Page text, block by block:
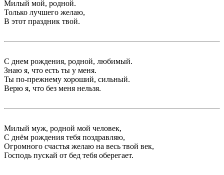
Милый мой, родной.
Только лучшего желаю,
В этот праздник твой.
С днем рождения, родной, любимый.
Знаю я, что есть ты у меня.
Ты по-прежнему хороший, сильный.
Верю я, что без меня нельзя.
Милый муж, родной мой человек,
С днём рождения тебя поздравляю,
Огромного счастья желаю на весь твой век,
Господь пускай от бед тебя оберегает.